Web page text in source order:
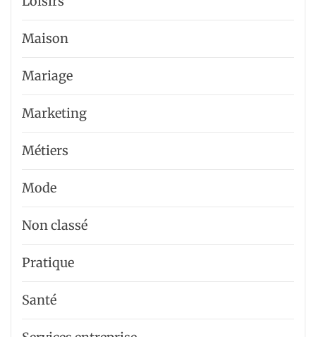
Maison
Mariage
Marketing
Métiers
Mode
Non classé
Pratique
Santé